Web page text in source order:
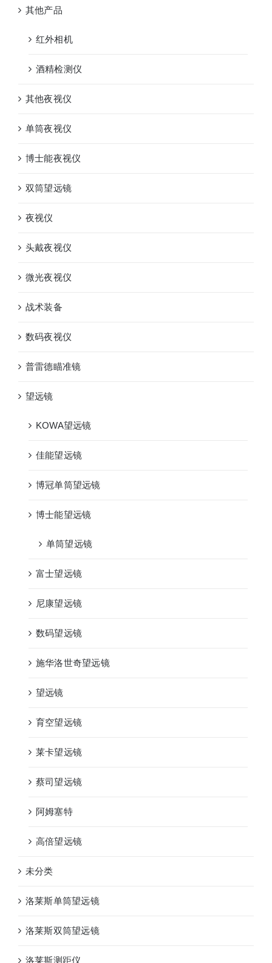
其他产品
红外相机
酒精检测仪
其他夜视仪
单筒夜视仪
博士能夜视仪
双筒望远镜
夜视仪
头戴夜视仪
微光夜视仪
战术装备
数码夜视仪
普雷德瞄准镜
望远镜
KOWA望远镜
佳能望远镜
博冠单筒望远镜
博士能望远镜
单筒望远镜
富士望远镜
尼康望远镜
数码望远镜
施华洛世奇望远镜
望远镜
育空望远镜
莱卡望远镜
蔡司望远镜
阿姆塞特
高倍望远镜
未分类
洛莱斯单筒望远镜
洛莱斯双筒望远镜
洛莱斯测距仪